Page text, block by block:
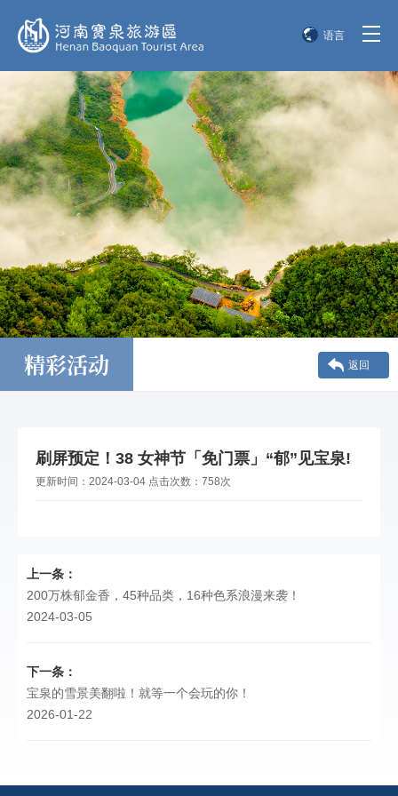
语言
English
한국어
日本語
精彩活动 返回
刷屏预定！38 女神节「免门票」“郁”见宝泉!
更新时间： 2024-03-04 点击次数： 758次
上一条：
200万株郁金香，45种品类，16种色系浪漫来袭！
2024-03-05
下一条：
宝泉的雪景美翻啦！就等一个会玩的你！
2026-01-22